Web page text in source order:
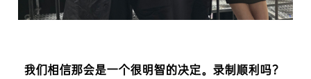
我们相信那会是一个很明智的决定。录制顺利吗？